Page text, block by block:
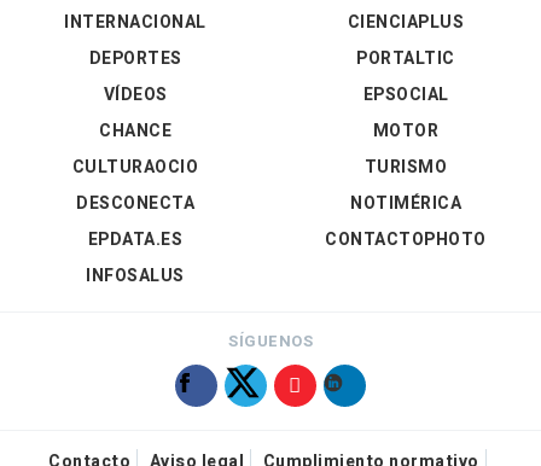
INTERNACIONAL
DEPORTES
VÍDEOS
CIENCIAPLUS
PORTALTIC
EPSOCIAL
CHANCE
CULTURAOCIO
DESCONECTA
EPDATA.ES
INFOSALUS
MOTOR
TURISMO
NOTIMÉRICA
CONTACTOPHOTO
SÍGUENOS